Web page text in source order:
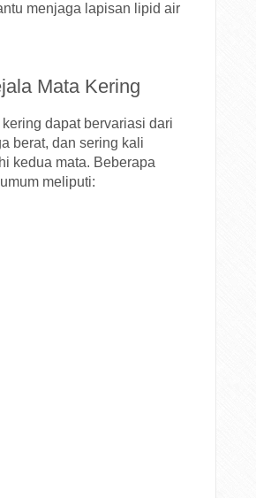
menjaga lapisan lipid air
Mata Kering
dapat bervariasi dari
berat, dan sering kali
kedua mata. Beberapa
meliputi: